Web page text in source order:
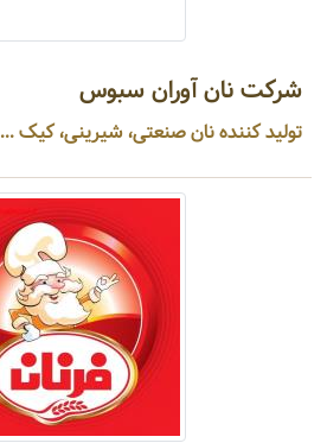
شرکت نان آوران سبوس
تولید کننده نان صنعتی، شیرینی، کیک ...